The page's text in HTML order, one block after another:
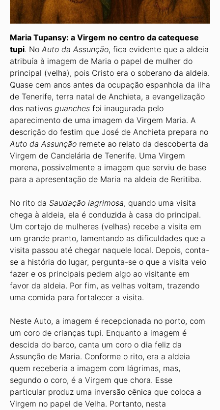
Maria Tupansy: a Virgem no centro da catequese
tupi. No Auto da Assunção, fica evidente que a aldeia
atribuía à imagem de Maria o papel de mulher do
principal (velha), pois Cristo era o soberano da aldeia.
Quase cem anos antes da ocupação espanhola da ilha
de Tenerife, terra natal de Anchieta, a evangelização
dos nativos guanches foi inaugurada pelo
aparecimento de uma imagem da Virgem Maria. A
descrição do festim que José de Anchieta prepara no
Auto da Assunção remete ao relato da descoberta da
Virgem de Candelária de Tenerife. Uma Virgem
morena, possivelmente a imagem que serviu de base
para a apresentação de Maria na aldeia de Reritiba.
No rito da Saudação lagrimosa, quando uma visita
chega à aldeia, ela é conduzida à casa do principal.
Um cortejo de mulheres (velhas) recebe a visita em
um grande pranto, lamentando as dificuldades que a
visita passou até chegar naquele local. Depois, conta-
se a história do lugar, pergunta-se o que a visita veio
fazer e os principais pedem algo ao visitante em
favor da aldeia. Por fim, as velhas voltam, trazendo
uma comida para fortalecer a visita.
Neste Auto, a imagem é recepcionada no porto, com
um coro de crianças tupi. Enquanto a imagem é
descida do barco, canta um coro o dia feliz da
Assunção de Maria. Conforme o rito, era a aldeia
quem receberia a imagem com lágrimas, mas,
segundo o coro, é a Virgem que chora. Esse
particular produz uma inversão cênica que coloca a
Virgem no papel de Velha. Portanto, nesta